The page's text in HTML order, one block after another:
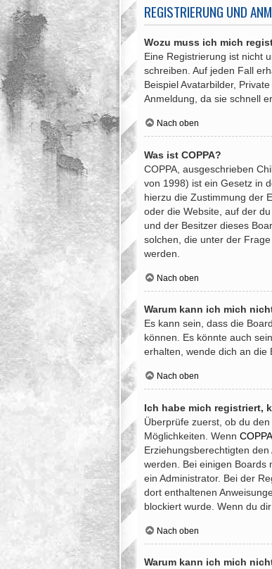
REGISTRIERUNG UND
Wozu muss ich mich
Eine Registrierung ist nicht
schreiben. Auf jeden Fall
Beispiel Avatarbilder,
Anmeldung, da sie schnell
Nach oben
Was ist COPPA?
COPPA, ausgeschrieben
von 1998) ist ein Gesetz in
hierzu die Zustimmung der
oder die Website, auf der
und der Besitzer dieses
solchen, die unter der
werden.
Nach oben
Warum kann ich mich
Es kann sein, dass die
können. Es könnte auch
erhalten, wende dich an die
Nach oben
Ich habe mich registriert,
Überprüfe zuerst, ob du
Möglichkeiten. Wenn COPPA
Erziehungsberechtigten
werden. Bei einigen Boards
ein Administrator. Bei der
dort enthaltenen
blockiert wurde. Wenn du
Nach oben
Warum kann ich mich